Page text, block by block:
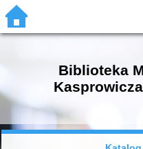
Biblioteka